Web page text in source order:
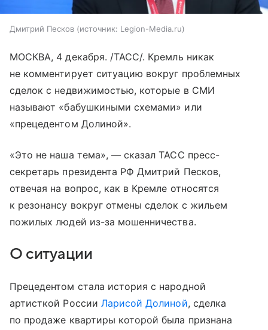
Дмитрий Песков источник: Legion-Media.ru
МОСКВА, 4 декабря. /ТАСС/. Кремль никак
не комментирует ситуацию вокруг проблемных
сделок с недвижимостью, которые в СМИ
называют «бабушкиными схемами» или
«прецедентом Долиной».
«Это не наша тема», — сказал ТАСС пресс-
секретарь президента РФ Дмитрий Песков,
отвечая на вопрос, как в Кремле относятся
к резонансу вокруг отмены сделок с жильем
пожилых людей из-за мошенничества.
О ситуации
Прецедентом стала история с народной
артисткой России Ларисой Долиной, сделка
по продаже квартиры которой была признана